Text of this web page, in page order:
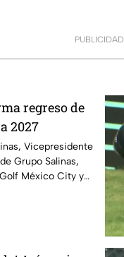
PUBLICIDAD
regreso de
2027
Vicepresidente
Grupo Salinas,
México City y